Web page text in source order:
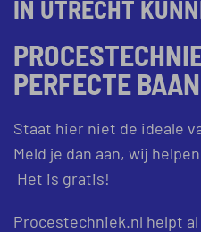
IN UTRECHT
PERFECTE
Staat hier niet de ideale
Meld je dan aan, wij
Het is gratis!
Procestechniek.nl helpt